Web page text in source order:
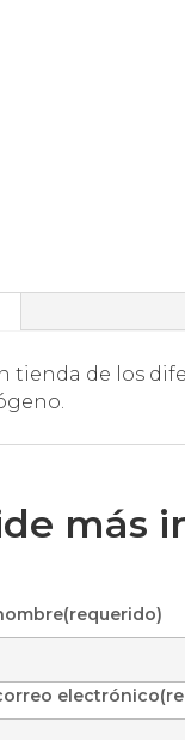
tienda de los
más